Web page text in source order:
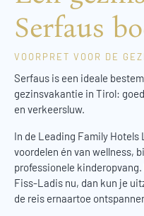
Serfaus
VOORPRET VOOR DE
Serfaus is een ideale
gezinsvakantie in Tirol:
en verkeersluw.
In de Leading Family Hotels
voordelen én van wellness,
professionele
Fiss-Ladis nu, dan kun je
de reis ernaartoe